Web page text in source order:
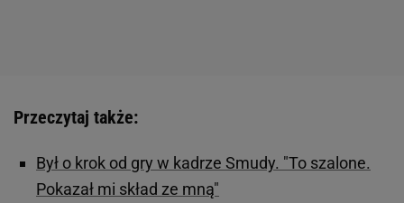
Przeczytaj także:
Był o krok od gry w kadrze Smudy. "To szalone.
Pokazał mi skład ze mną"